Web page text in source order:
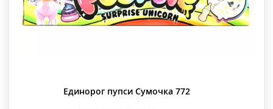
Единорог пупси Сумочка 772